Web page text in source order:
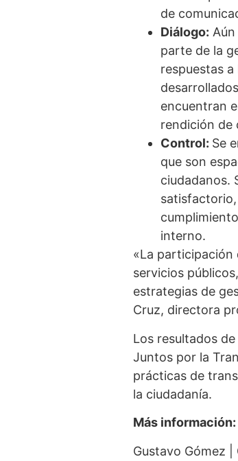
de
Diálogo:
parte de la
respuestas
encuentran
rendición de
Control: Se
que son
ciudadanos.
interno.
«La participación
servicios
estrategias de
Cruz, directora
Los resultados
Juntos por la
prácticas de
la ciudadanía.
Más información:
Gustavo Gómez